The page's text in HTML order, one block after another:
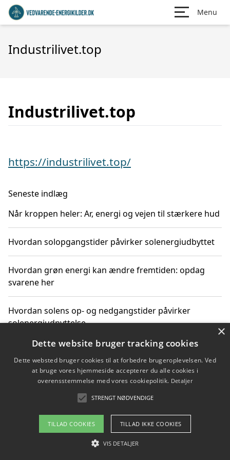
Menu
Industrilivet.top
Industrilivet.top
https://industrilivet.top/
Seneste indlæg
Når kroppen heler: Ar, energi og vejen til stærkere hud
Hvordan solopgangstider påvirker solenergiudbyttet
Hvordan grøn energi kan ændre fremtiden: opdag
svarene her
Hvordan solens op- og nedgangstider påvirker
solenergiudnyttelse
Hvordan du får svar på energispørgsmål om
vedvarende energikilder
Om / kontakt
Blog Betingelser
×
Dette website bruger tracking cookies
Dette websted bruger cookies til at forbedre brugeroplevelsen. Ved
at bruge vores hjemmeside accepterer du alle cookies i
overensstemmelse med vores cookiepolitik. Detaljer
STRENGT NØDVENDIGE
TILLAD COOKIES TILLAD IKKE COOKIES
VIS DETALJER